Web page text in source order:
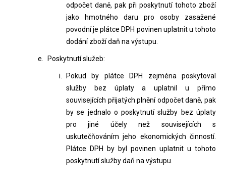
odpočet daně, pak při poskytnutí tohoto zboží
jako hmotného daru pro osoby zasažené
povodní je plátce DPH povinen uplatnit u tohoto
dodání zboží daň na výstupu.
Poskytnutí služeb:
Pokud by plátce DPH zejména poskytoval
služby bez úplaty a uplatnil u přímo
souvisejících přijatých plnění odpočet daně, pak
by se jednalo o poskytnutí služby bez úplaty
pro jiné účely než souvisejících s
uskutečňováním jeho ekonomických činností.
Plátce DPH by byl povinen uplatnit u tohoto
poskytnutí služby daň na výstupu.